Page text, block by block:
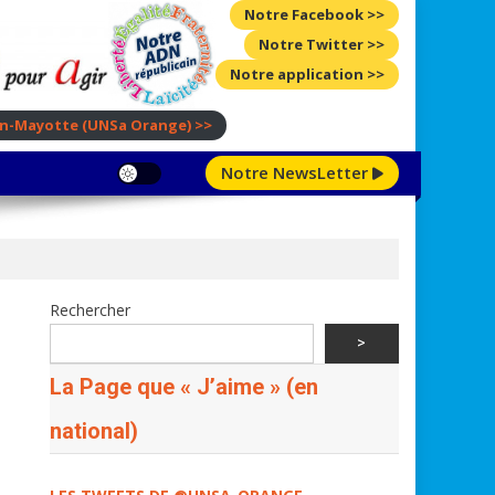
Notre Facebook >>
Notre Twitter >>
Notre application >>
Mayotte (UNSa Orange) >>
Notre NewsLetter
Rechercher
>
La Page que « J’aime » (en
national)